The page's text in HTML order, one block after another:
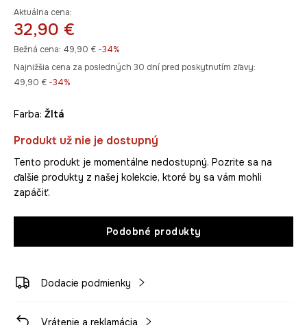
Aktuálna cena:
32,90 €
Bežná cena: 49,90 € -34%
Najnižšia cena za posledných 30 dní pred poskytnutím zľavy:
49,90 € -34%
Farba: žltá
Produkt už nie je dostupný
Tento produkt je momentálne nedostupný. Pozrite sa na
ďalšie produkty z našej kolekcie, ktoré by sa vám mohli
zapáčiť.
Podobné produkty
Dodacie podmienky
Vrátenie a reklamácia